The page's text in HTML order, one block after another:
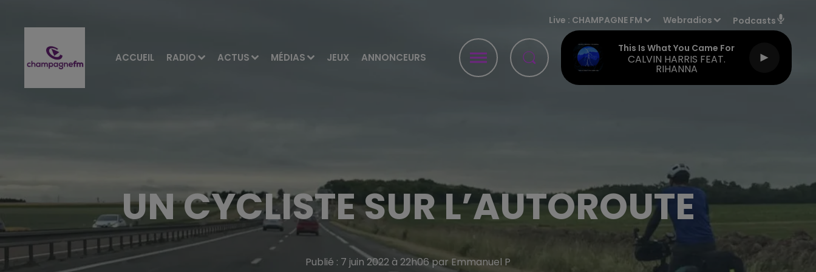
ACCUEIL RADIO ACTUS MÉDIAS JEUX ANNONCEURS
Live : CHAMPAGNE FM Webradios Podcasts
This Is What You Came For
CALVIN HARRIS FEAT.
RIHANNA
UN CYCLISTE SUR L’AUTOROUTE
Publié : 7 juin 2022 à 22h06 par Emmanuel P